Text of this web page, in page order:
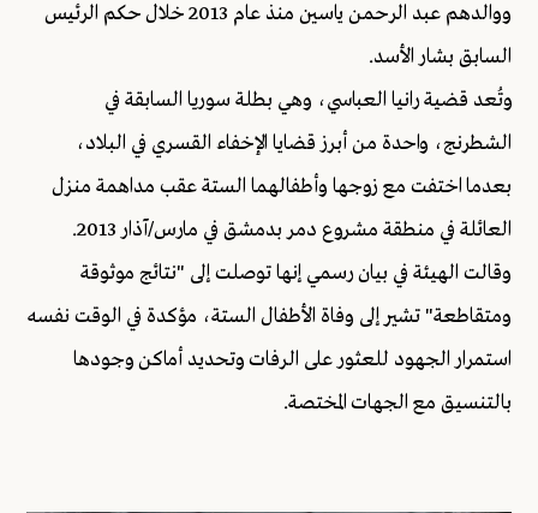
ووالدهم عبد الرحمن ياسين منذ عام 2013 خلال حكم الرئيس
السابق بشار الأسد.
وتُعد قضية رانيا العباسي، وهي بطلة سوريا السابقة في
الشطرنج، واحدة من أبرز قضايا الإخفاء القسري في البلاد،
بعدما اختفت مع زوجها وأطفالهما الستة عقب مداهمة منزل
العائلة في منطقة مشروع دمر بدمشق في مارس/آذار 2013.
وقالت الهيئة في بيان رسمي إنها توصلت إلى "نتائج موثوقة
ومتقاطعة" تشير إلى وفاة الأطفال الستة، مؤكدة في الوقت نفسه
استمرار الجهود للعثور على الرفات وتحديد أماكن وجودها
بالتنسيق مع الجهات المختصة.